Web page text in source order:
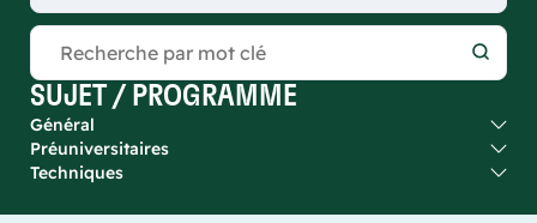
SUJET / PROGRAMME
Général
Préuniversitaires
Techniques